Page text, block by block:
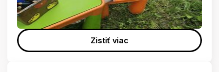
Zistiť viac